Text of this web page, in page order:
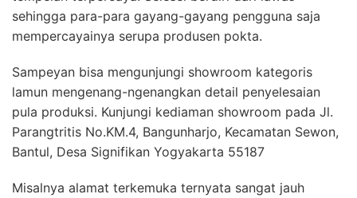
sehingga para-para gayang-gayang pengguna saja
mempercayainya serupa produsen pokta.
Sampeyan bisa mengunjungi showroom kategoris
lamun mengenang-ngenangkan detail penyelesaian
pula produksi. Kunjungi kediaman showroom pada Jl.
Parangtritis No.KM.4, Bangunharjo, Kecamatan Sewon,
Bantul, Desa Signifikan Yogyakarta 55187
Misalnya alamat terkemuka ternyata sangat jauh